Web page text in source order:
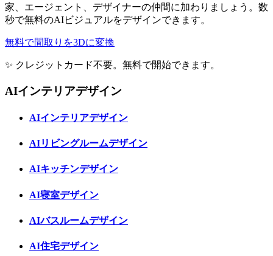
家、エージェント、デザイナーの仲間に加わりましょう。数
秒で無料のAIビジュアルをデザインできます。
無料で間取りを3Dに変換
✨ クレジットカード不要。無料で開始できます。
AIインテリアデザイン
AIインテリアデザイン
AIリビングルームデザイン
AIキッチンデザイン
AI寝室デザイン
AIバスルームデザイン
AI住宅デザイン